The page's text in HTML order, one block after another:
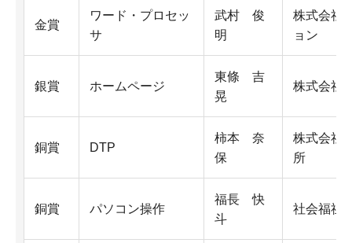
金賞
ワード・プロセッ
サ
武村 俊
明
株式会社
ョン
銀賞 ホームページ
東條 吉
晃
株式会社
銅賞 DTP
柿本 奈
保
株式会社
所
銅賞 パソコン操作
福長 快
斗
社会福祉